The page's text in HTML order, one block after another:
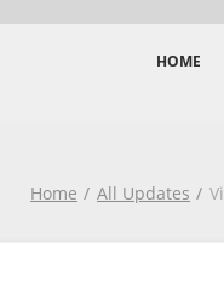
HOME
Home All Updates